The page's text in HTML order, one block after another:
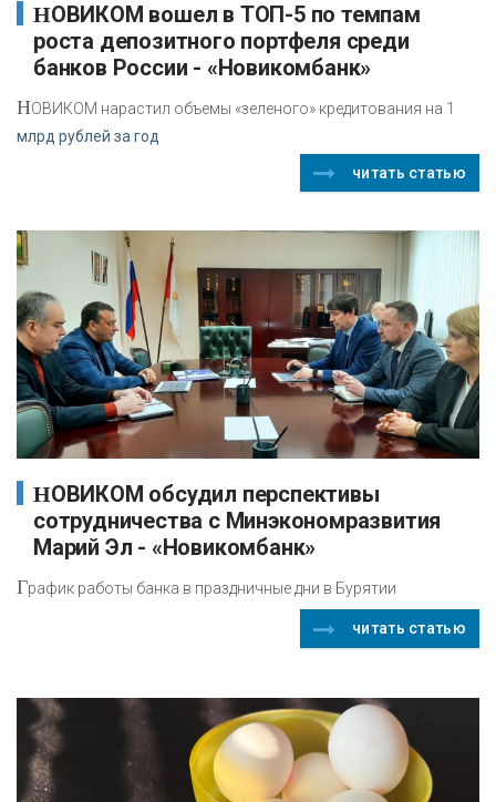
НОВИКОМ вошел в ТОП-5 по темпам
роста депозитного портфеля среди
банков России - «Новикомбанк»
НОВИКОМ нарастил объемы «зеленого» кредитования на 1
млрд рублей за год
читать статью
НОВИКОМ обсудил перспективы
сотрудничества с Минэкономразвития
Марий Эл - «Новикомбанк»
График работы банка в праздничные дни в Бурятии
читать статью